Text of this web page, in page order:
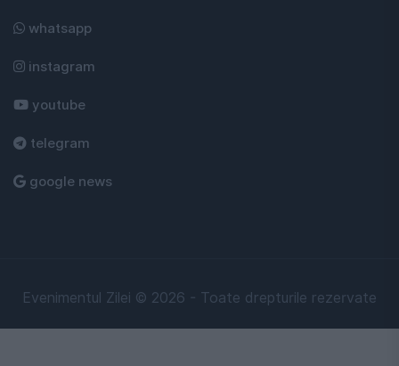
whatsapp
instagram
youtube
telegram
google news
Evenimentul Zilei © 2026 - Toate drepturile rezervate